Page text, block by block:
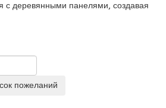
с деревянными панелями, создавая